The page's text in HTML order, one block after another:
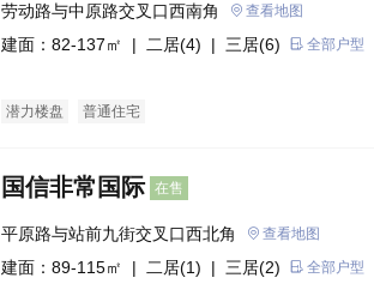
劳动路与中原路交叉口西南角 查看地图
建面：82-137㎡ | 二居(4) | 三居(6) 全部户型
潜力楼盘 普通住宅
国信非常国际 在售
平原路与站前九街交叉口西北角 查看地图
建面：89-115㎡ | 二居(1) | 三居(2) 全部户型